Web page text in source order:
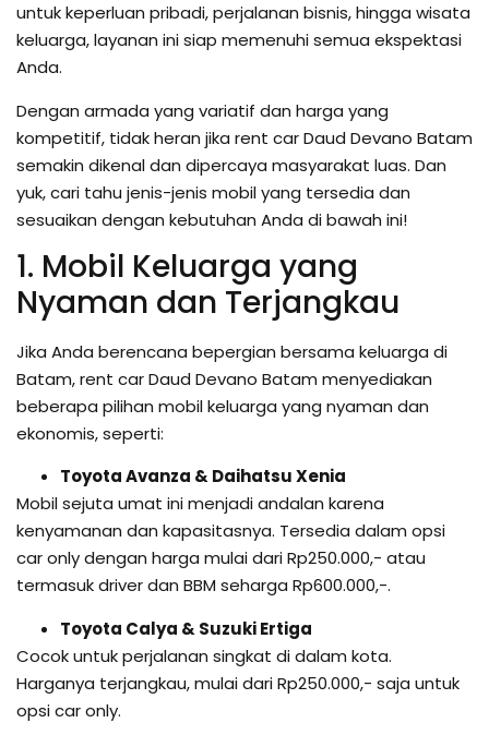
untuk keperluan pribadi, perjalanan bisnis, hingga wisata
keluarga, layanan ini siap memenuhi semua ekspektasi
Anda.
Dengan armada yang variatif dan harga yang
kompetitif, tidak heran jika rent car Daud Devano Batam
semakin dikenal dan dipercaya masyarakat luas. Dan
yuk, cari tahu jenis-jenis mobil yang tersedia dan
sesuaikan dengan kebutuhan Anda di bawah ini!
1. Mobil Keluarga yang
Nyaman dan Terjangkau
Jika Anda berencana bepergian bersama keluarga di
Batam, rent car Daud Devano Batam menyediakan
beberapa pilihan mobil keluarga yang nyaman dan
ekonomis, seperti:
Toyota Avanza & Daihatsu Xenia
Mobil sejuta umat ini menjadi andalan karena
kenyamanan dan kapasitasnya. Tersedia dalam opsi
car only dengan harga mulai dari Rp250.000,- atau
termasuk driver dan BBM seharga Rp600.000,-.
Toyota Calya & Suzuki Ertiga
Cocok untuk perjalanan singkat di dalam kota.
Harganya terjangkau, mulai dari Rp250.000,- saja untuk
opsi car only.